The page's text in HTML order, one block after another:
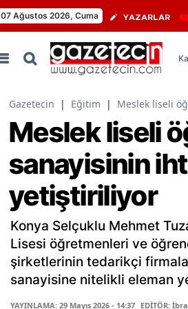
07 Ağustos 2026, Cuma YAZARLAR
Gazetecin | Eğitim | Meslek liseli
Meslek liseli
sanayisinin
yetiştiriliyor
Konya Selçuklu Mehmet
Lisesi öğretmenleri ve
şirketlerinin tedarikçi
sanayisine nitelikli eleman
YAYINLAMA: 29 Mayıs 2026 - 14:37 EDİTÖR: